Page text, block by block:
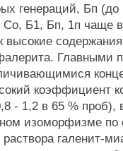
генераций, Бп (до
Б1, Бп, 1п чаще
высокие
Главными
коэффициент
- 1,2 в 65 % проб),
изоморфизме
галенит-